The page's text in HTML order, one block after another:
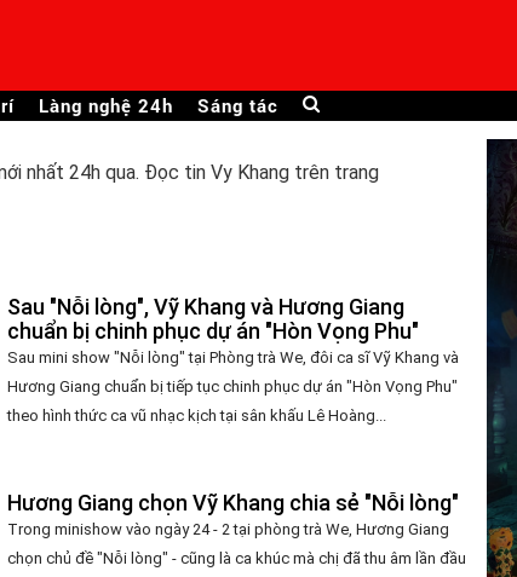
Làng nghệ 24h Sáng tác
nhất 24h qua. Đọc tin Vy Khang trên trang
Sau "Nỗi lòng", Vỹ Khang và Hương Giang
chuẩn bị chinh phục dự án "Hòn Vọng Phu"
Sau mini show "Nỗi lòng" tại Phòng trà We, đôi ca sĩ Vỹ Khang và
Hương Giang chuẩn bị tiếp tục chinh phục dự án "Hòn Vọng Phu"
theo hình thức ca vũ nhạc kịch tại sân khấu Lê Hoàng...
Hương Giang chọn Vỹ Khang chia sẻ "Nỗi lòng"
Trong minishow vào ngày 24 - 2 tại phòng trà We, Hương Giang
chọn chủ đề "Nỗi lòng" - cũng là ca khúc mà chị đã thu âm lần đầu